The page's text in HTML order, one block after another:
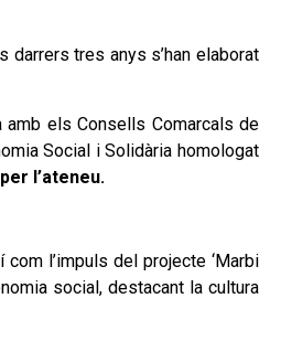
tres anys s’han elaborat
amb els Consells Comarcals de
Social i Solidària homologat
l’ateneu.
l’impuls del projecte ‘Marbi
social, destacant la cultura